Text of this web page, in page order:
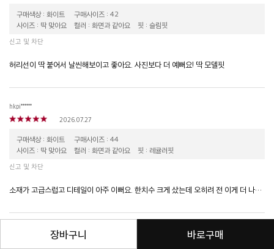
장바구니 바로구매
구매색상 : 화이트
구매사이즈 : 42
사이즈 : 딱 맞아요
컬러 : 화면과 같아요 핏 : 슬림핏
신고 및 차단
허리선이 딱 붙어서 날씬해보이고 좋아요. 사진보다 더 예뻐요! 딱 모델핏
hkpi******
2026.07.27
구매색상 : 화이트
구매사이즈 : 44
사이즈 : 딱 맞아요
컬러 : 화면과 같아요 핏 : 레귤러핏
신고 및 차단
소재가 고급스럽고 디테일이 아주 이뻐요. 한치수 크게 샀는데 오히려 전 이게 더 나은거같아요